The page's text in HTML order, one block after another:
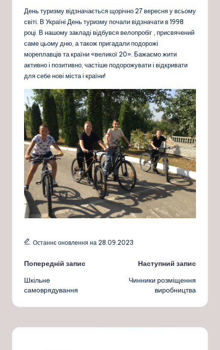
День туризму відзначається щорічно 27 вересня у всьому
світі. В Україні День туризму почали відзначати в 1998
році. В нашому закладі відбувся велопробіг , присвячений
саме цьому дню, а також пригадали подорожі
мореплавців та країни «великої 20». Бажаємо жити
активно і позитивно, частіше подорожувати і відкривати
для себе нові міста і країни!
Останнє оновлення на 28.09.2023
Навігація
по
запису
Попередній запис
Шкільне
самоврядування
Наступний запис
Чинники розміщення
виробництва